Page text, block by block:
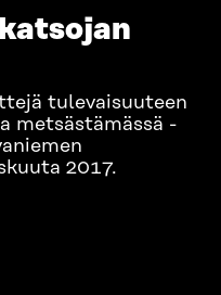
tulevaisuuteen
metsästämässä -
2017.